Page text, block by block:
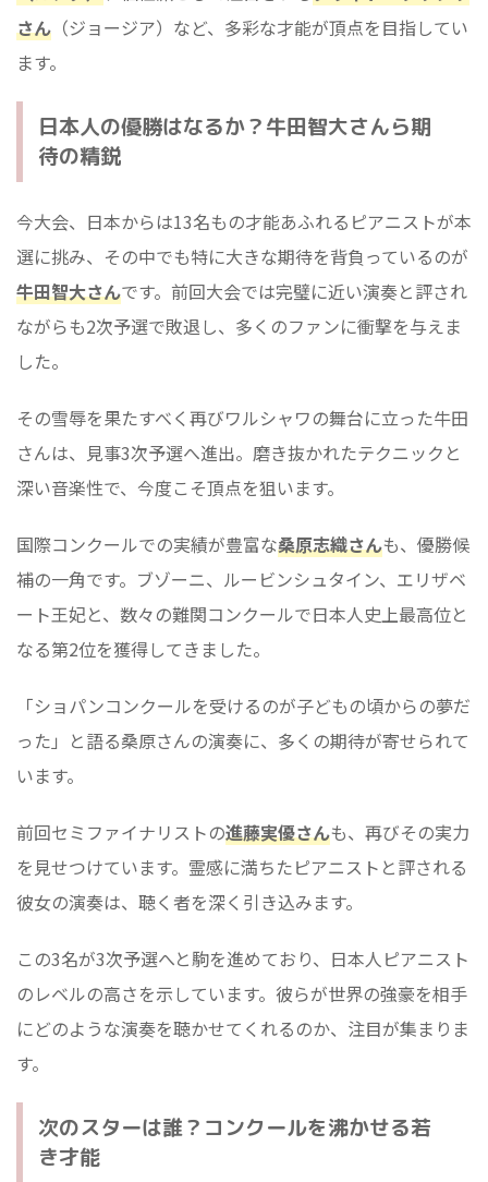
さん （ジョージア）など、多彩な才能が頂点を目指してい
ます。
日本人の優勝はなるか？牛田智大さんら期
待の精鋭
今大会、日本からは13名もの才能あふれるピアニストが本
選に挑み、その中でも特に大きな期待を背負っているのが
牛田智大さんです。前回大会では完璧に近い演奏と評され
ながらも2次予選で敗退し、多くのファンに衝撃を与えま
した。
その雪辱を果たすべく再びワルシャワの舞台に立った牛田
さんは、見事3次予選へ進出。磨き抜かれたテクニックと
深い音楽性で、今度こそ頂点を狙います。
国際コンクールでの実績が豊富な桑原志織さんも、優勝候
補の一角です。ブゾーニ、ルービンシュタイン、エリザベ
ート王妃と、数々の難関コンクールで日本人史上最高位と
なる第2位を獲得してきました。
「ショパンコンクールを受けるのが子どもの頃からの夢だ
った」と語る桑原さんの演奏に、多くの期待が寄せられて
います。
前回セミファイナリストの進藤実優さんも、再びその実力
を見せつけています。霊感に満ちたピアニストと評される
彼女の演奏は、聴く者を深く引き込みます。
この3名が3次予選へと駒を進めており、日本人ピアニスト
のレベルの高さを示しています。彼らが世界の強豪を相手
にどのような演奏を聴かせてくれるのか、注目が集まりま
す。
次のスターは誰？コンクールを沸かせる若
き才能